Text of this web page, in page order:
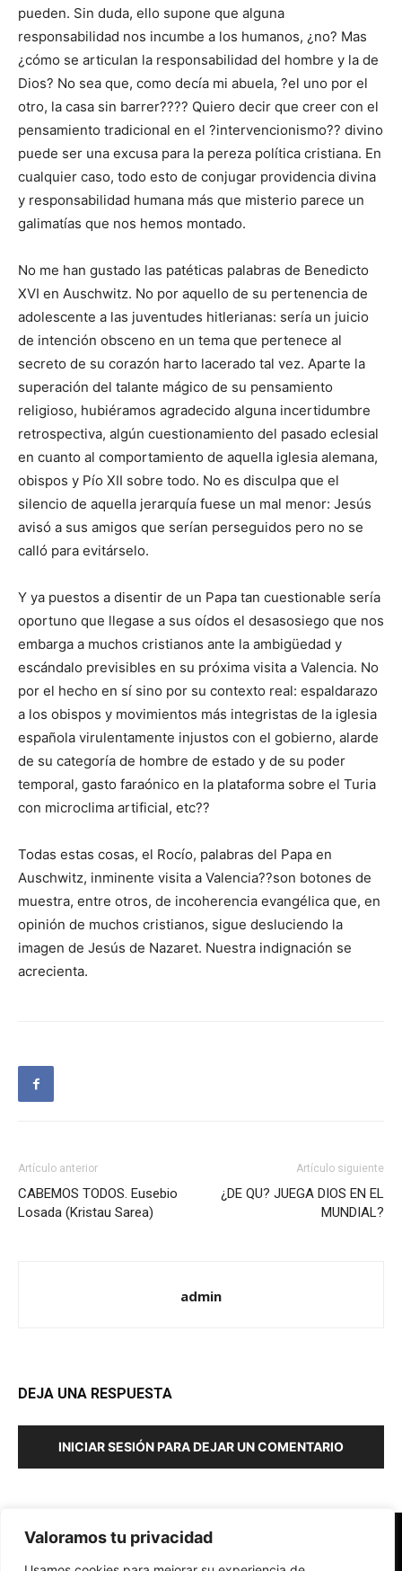
Valoramos tu privacidad
pueden. Sin duda, ello supone que alguna
responsabilidad nos incumbe a los humanos, ¿no? Mas
¿cómo se articulan la responsabilidad del hombre y la de
Dios? No sea que, como decía mi abuela, ?el uno por el
otro, la casa sin barrer???? Quiero decir que creer con el
pensamiento tradicional en el ?intervencionismo?? divino
puede ser una excusa para la pereza política cristiana. En
cualquier caso, todo esto de conjugar providencia divina
y responsabilidad humana más que misterio parece un
galimatías que nos hemos montado.
No me han gustado las patéticas palabras de Benedicto
XVI en Auschwitz. No por aquello de su pertenencia de
adolescente a las juventudes hitlerianas: sería un juicio
de intención obsceno en un tema que pertenece al
secreto de su corazón harto lacerado tal vez. Aparte la
superación del talante mágico de su pensamiento
religioso, hubiéramos agradecido alguna incertidumbre
retrospectiva, algún cuestionamiento del pasado eclesial
en cuanto al comportamiento de aquella iglesia alemana,
obispos y Pío XII sobre todo. No es disculpa que el
silencio de aquella jerarquía fuese un mal menor: Jesús
avisó a sus amigos que serían perseguidos pero no se
calló para evitárselo.
Y ya puestos a disentir de un Papa tan cuestionable sería
oportuno que llegase a sus oídos el desasosiego que nos
embarga a muchos cristianos ante la ambigüedad y
escándalo previsibles en su próxima visita a Valencia. No
por el hecho en sí sino por su contexto real: espaldarazo
a los obispos y movimientos más integristas de la iglesia
española virulentamente injustos con el gobierno, alarde
de su categoría de hombre de estado y de su poder
temporal, gasto faraónico en la plataforma sobre el Turia
con microclima artificial, etc??
Todas estas cosas, el Rocío, palabras del Papa en
Auschwitz, inminente visita a Valencia??son botones de
muestra, entre otros, de incoherencia evangélica que, en
opinión de muchos cristianos, sigue desluciendo la
imagen de Jesús de Nazaret. Nuestra indignación se
acrecienta.
Artículo anterior
CABEMOS TODOS. Eusebio
Losada (Kristau Sarea)
Artículo siguiente
¿DE QU? JUEGA DIOS EN EL
MUNDIAL?
admin
DEJA UNA RESPUESTA
INICIAR SESIÓN PARA DEJAR UN COMENTARIO
Redes Cristianas